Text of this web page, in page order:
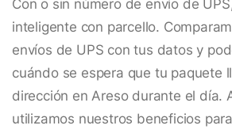
Con o sin número de envío de
inteligente con parcello.
envíos de UPS con tus datos y
cuándo se espera que tu paquete
dirección en Areso durante el día.
utilizamos nuestros beneficios